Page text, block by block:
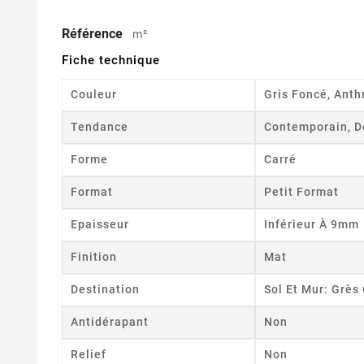
Référence m²
Fiche technique
Couleur Gris Foncé,
Tendance Contemporain,
Forme Carré
Format Petit Format
Epaisseur Inférieur À 9mm
Finition Mat
Destination Sol Et Mur: Grès
Antidérapant Non
Relief Non